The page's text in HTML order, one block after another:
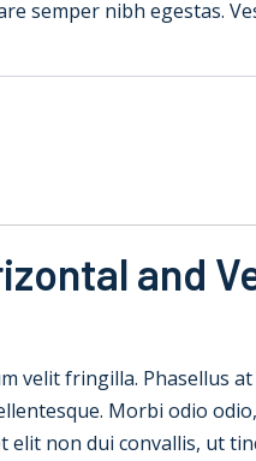
semper nibh egestas.
and
velit fringilla. Phasellus
Morbi odio
elit non dui convallis, ut